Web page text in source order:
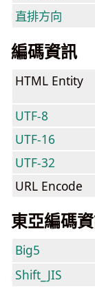
直排方向
編碼資訊
HTML Entity
UTF-8
UTF-16
UTF-32
URL Encode
東亞編碼
Big5
Shift_JIS